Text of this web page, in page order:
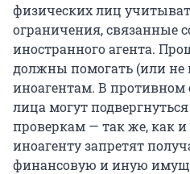
физических лиц
ограничения, связанные
иностранного агента.
должны помогать (или не
иноагентам. В
лица могут
проверкам — так же, как
иноагенту запретят
финансовую и иную